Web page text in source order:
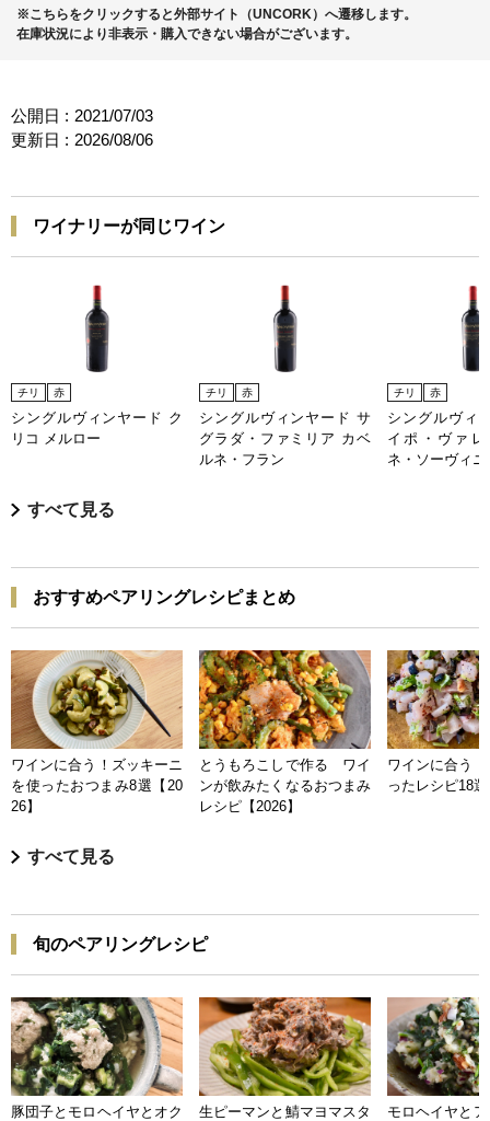
※こちらをクリックすると外部サイト（UNCORK）へ遷移します。
在庫状況により非表示・購入できない場合がございます。
公開日 : 2021/07/03
更新日 : 2026/08/06
ワイナリーが同じワイン
チリ 赤
シングルヴィンヤード ク
リコ メルロー
チリ 赤
シングルヴィンヤード サ
グラダ・ファミリア カベ
ルネ・フラン
チリ 赤
シングルヴィ
イポ・ヴァ
ネ・ソーヴィニ
すべて見る
おすすめペアリングレシピまとめ
ワインに合う！ズッキーニ
を使ったおつまみ8選【20
26】
とうもろこしで作る ワイ
ンが飲みたくなるおつまみ
レシピ【2026】
ワインに合う
ったレシピ18
すべて見る
旬のペアリングレシピ
豚団子とモロヘイヤとオク
生ピーマンと鯖マヨマスタ
モロヘイヤと